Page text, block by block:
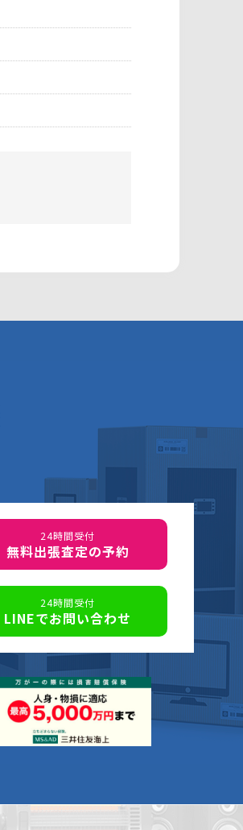
24時間受付
無料出張査定の予約
24時間受付
LINEでお問い合わせ